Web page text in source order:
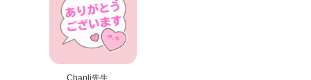
Chapli先生